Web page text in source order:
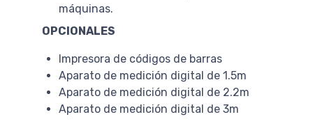
máquinas.
OPCIONALES
Impresora de códigos de barras
Aparato de medición digital de 1.5m
Aparato de medición digital de 2.2m
Aparato de medición digital de 3m